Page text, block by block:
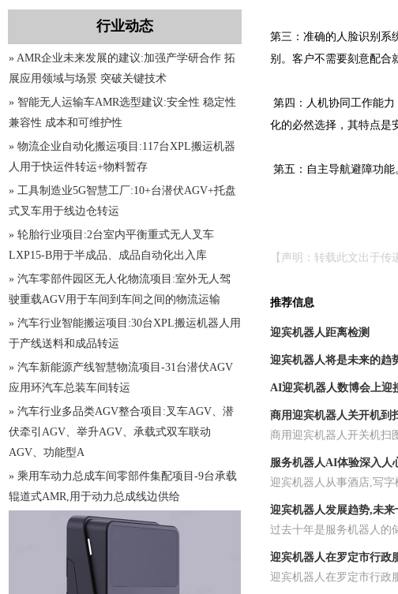
第三：准确的人脸识别系
别。客户不需要刻意配合
第四：人机协同工作能
化的必然选择，其特点是
第五：自主导航避障功
【声明：转载此文出于
推荐信息
迎宾机器人距离检测
迎宾机器人将是未来的趋
AI迎宾机器人数博会上迎
商用迎宾机器人关开机到
商用迎宾机器人开关机扫
服务机器人AI体验深入人
迎宾机器人从事酒店,写
迎宾机器人发展趋势,未
过去十年是服务机器人的
迎宾机器人在罗定市行政
迎宾机器人在罗定市行政
行业动态
» AMR企业未来发展的建议:加强产学研合作 拓
展应用领域与场景 突破关键技术
» 智能无人运输车AMR选型建议:安全性 稳定性
兼容性 成本和可维护性
» 物流企业自动化搬运项目:117台XPL搬运机器
人用于快运件转运+物料暂存
» 工具制造业5G智慧工厂:10+台潜伏AGV+托盘
式叉车用于线边仓转运
» 轮胎行业项目:2台室内平衡重式无人叉车
LXP15-B用于半成品、成品自动化出入库
» 汽车零部件园区无人化物流项目:室外无人驾
驶重载AGV用于车间到车间之间的物流运输
» 汽车行业智能搬运项目:30台XPL搬运机器人用
于产线送料和成品转运
» 汽车新能源产线智慧物流项目-31台潜伏AGV
应用环汽车总装车间转运
» 汽车行业多品类AGV整合项目:叉车AGV、潜
伏牵引AGV、举升AGV、承载式双车联动
AGV、功能型A
» 乘用车动力总成车间零部件集配项目-9台承载
辊道式AMR,用于动力总成线边供给